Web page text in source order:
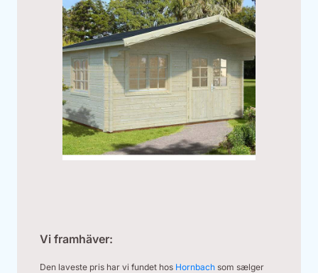
Vi framhäver:
Den laveste pris har vi fundet hos Hornbach som sælger